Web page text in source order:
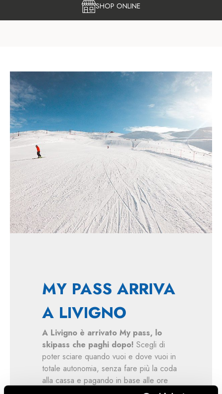
SHOP ONLINE
MY PASS ARRIVA
A LIVIGNO
A Livigno è arrivato My pass, lo
skipass che paghi dopo! Scegli di
poter sciare quando vuoi e dove vuoi in
totale autonomia, senza fare più la coda
alla cassa e pagando in base alle ore